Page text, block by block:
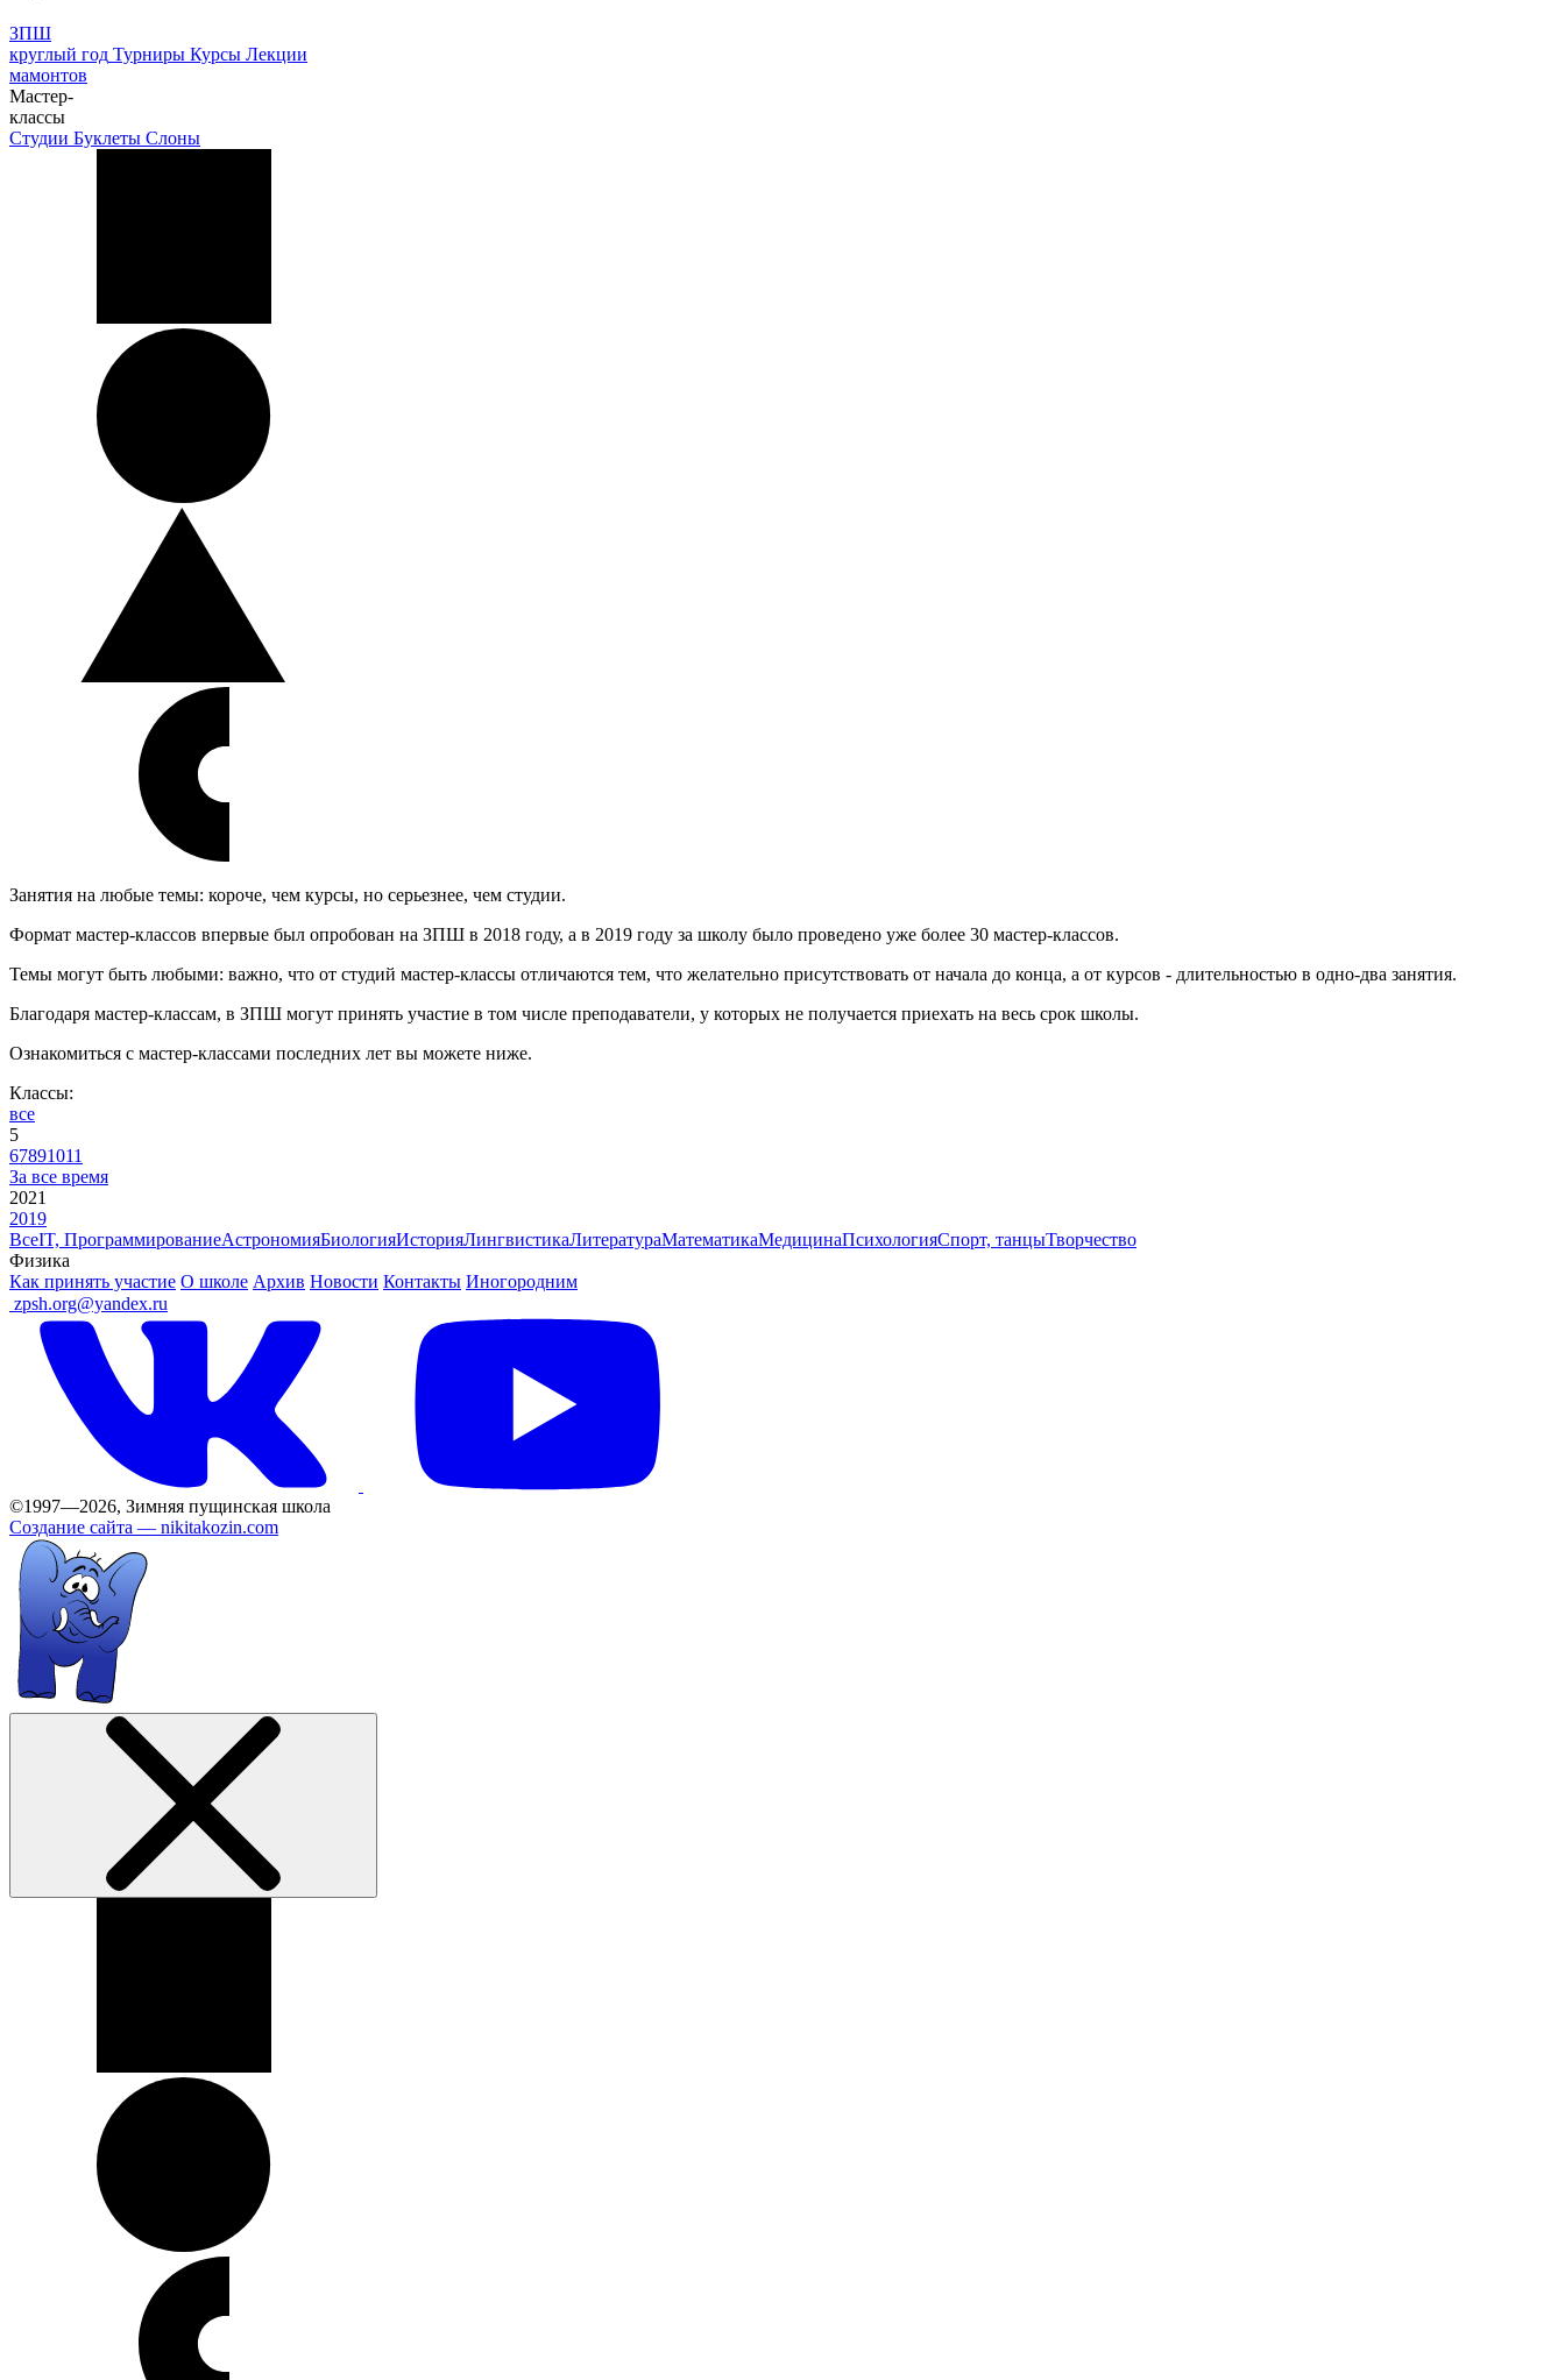
ЗПШ
круглый год Турниры Курсы Лекции
мамонтов
Мастер-
классы
Студии Буклеты Слоны
Занятия на любые темы: короче, чем курсы, но серьезнее, чем студии.
Формат мастер-классов впервые был опробован на ЗПШ в 2018 году, а в 2019 году за школу было проведено уже более 30 мастер-классов.
Темы могут быть любыми: важно, что от студий мастер-классы отличаются тем, что желательно присутствовать от начала до конца, а от курсов - длительностью в одно-два занятия.
Благодаря мастер-классам, в ЗПШ могут принять участие в том числе преподаватели, у которых не получается приехать на весь срок школы.
Ознакомиться с мастер-классами последних лет вы можете ниже.
Классы:
все
5
67891011
За все время
2021
2019
ВсеIT, ПрограммированиеАстрономияБиологияИсторияЛингвистикаЛитератураМатематикаМедицинаПсихологияСпорт, танцыТворчество
Физика
Как принять участие О школе Архив Новости Контакты Иногородним
zpsh.org@yandex.ru
©1997—2026, Зимняя пущинская школа
Создание сайта — nikitakozin.com